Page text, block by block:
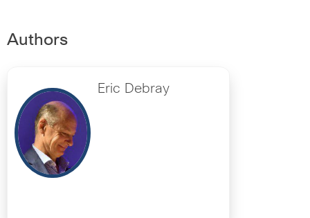
Authors
Eric Debray